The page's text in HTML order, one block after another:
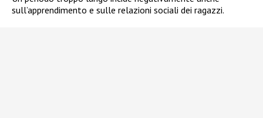
sull’apprendimento e sulle relazioni sociali dei ragazzi.